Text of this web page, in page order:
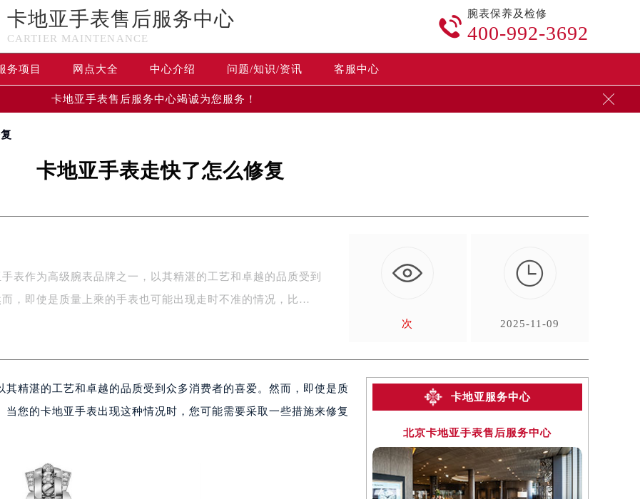
卡地亚手表售后服务中心
CARTIER MAINTENANCE

腕表保养及检修
400-992-3692
务项目 网点大全 中心介绍 问题/知识/资讯 客服中心
卡地亚手表售后服务中心竭诚为您服务！ 
卡地亚手表走快了怎么修复
手表作为高级腕表品牌之一，以其精湛的工艺和卓越的品质受到
，即使是质量上乘的手表也可能出现走时不准的情况，比…
次

2025-11-09
其精湛的工艺和卓越的品质受到众多消费者的喜爱。然而，即使是质
您的卡地亚手表出现这种情况时，您可能需要采取一些措施来修复
卡地亚服务中心
北京卡地亚手表售后服务中心